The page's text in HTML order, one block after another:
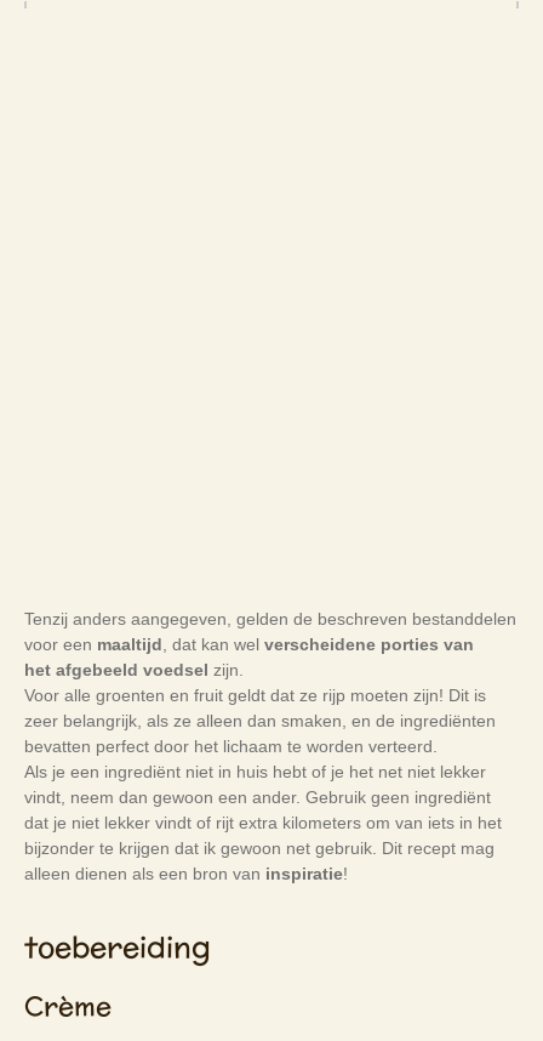
Tenzij anders aangegeven, gelden de beschreven bestanddelen
voor een maaltijd , dat kan wel verscheidene porties van
het afgebeeld voedsel zijn.
Voor alle groenten en fruit geldt dat ze rijp moeten zijn! Dit is
zeer belangrijk, als ze alleen dan smaken, en de ingrediënten
bevatten perfect door het lichaam te worden verteerd.
Als je een ingrediënt niet in huis hebt of je het net niet lekker
vindt, neem dan gewoon een ander. Gebruik geen ingrediënt
dat je niet lekker vindt of rijt extra kilometers om van iets in het
bijzonder te krijgen dat ik gewoon net gebruik. Dit recept mag
alleen dienen als een bron van inspiratie!
toebereiding
Crème